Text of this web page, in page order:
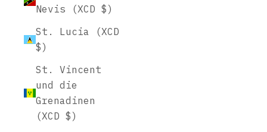
Nevis (XCD $)
St. Lucia (XCD
$)
St. Vincent
und die
Grenadinen
(XCD $)